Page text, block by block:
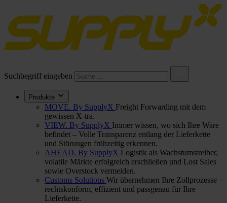
Suchbegriff eingeben
Produkte
MOVE. By SupplyX Freight Forwarding mit dem
gewissen X-tra.
VIEW. By SupplyX Immer wissen, wo sich Ihre Ware
befindet – Volle Transparenz entlang der Lieferkette
und Störungen frühzeitig erkennen.
AHEAD. By SupplyX Logistik als Wachstumstreiber,
volatile Märkte erfolgreich erschließen und Lost Sales
sowie Overstock vermeiden.
Customs Solutions Wir übernehmen Ihre Zollprozesse –
rechtskonform, effizient und passgenau für Ihre
Lieferkette.